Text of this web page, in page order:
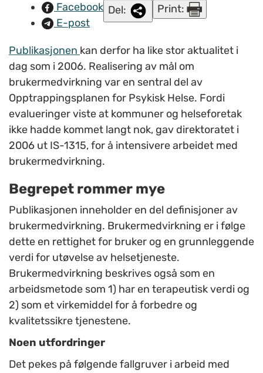
Facebook
E-post
Del: Print:
Publikasjonen kan derfor ha like stor aktualitet i
dag som i 2006. Realisering av mål om
brukermedvirkning var en sentral del av
Opptrappingsplanen for Psykisk Helse. Fordi
evalueringer viste at kommuner og helseforetak
ikke hadde kommet langt nok, gav direktoratet i
2006 ut IS-1315, for å intensivere arbeidet med
brukermedvirkning.
Begrepet rommer mye
Publikasjonen inneholder en del definisjoner av
brukermedvirkning. Brukermedvirkning er i følge
dette en rettighet for bruker og en grunnleggende
verdi for utøvelse av helsetjeneste.
Brukermedvirkning beskrives også som en
arbeidsmetode som 1) har en terapeutisk verdi og
2) som et virkemiddel for å forbedre og
kvalitetssikre tjenestene.
Noen utfordringer
Det pekes på følgende fallgruver i arbeid med